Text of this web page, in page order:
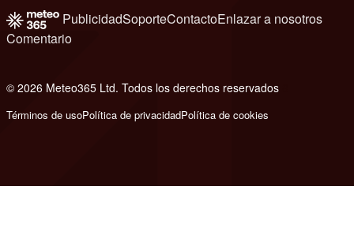
PublicidadSoporteContactoEnlazar a nosotros
Comentario
© 2026 Meteo365 Ltd. Todos los derechos reservados
Términos de usoPolítica de privacidadPolítica de cookies